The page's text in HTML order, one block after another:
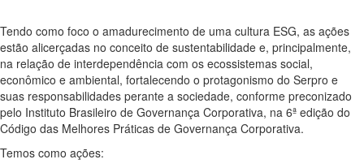
Tendo como foco o amadurecimento de uma cultura ESG, as ações
estão alicerçadas no conceito de sustentabilidade e, principalmente,
na relação de interdependência com os ecossistemas social,
econômico e ambiental, fortalecendo o protagonismo do Serpro e
suas responsabilidades perante a sociedade, conforme preconizado
pelo Instituto Brasileiro de Governança Corporativa, na 6ª edição do
Código das Melhores Práticas de Governança Corporativa.
Temos como ações: